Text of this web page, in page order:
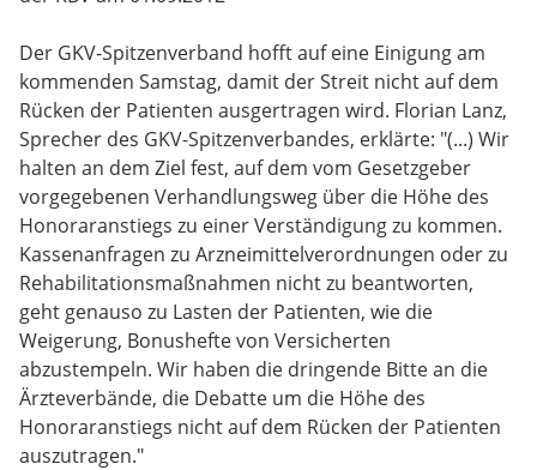
Der GKV-Spitzenverband hofft auf eine Einigung am
kommenden Samstag, damit der Streit nicht auf dem
Rücken der Patienten ausgertragen wird. Florian Lanz,
Sprecher des GKV-Spitzenverbandes, erklärte: "(...) Wir
halten an dem Ziel fest, auf dem vom Gesetzgeber
vorgegebenen Verhandlungsweg über die Höhe des
Honoraranstiegs zu einer Verständigung zu kommen.
Kassenanfragen zu Arzneimittelverordnungen oder zu
Rehabilitationsmaßnahmen nicht zu beantworten,
geht genauso zu Lasten der Patienten, wie die
Weigerung, Bonushefte von Versicherten
abzustempeln. Wir haben die dringende Bitte an die
Ärzteverbände, die Debatte um die Höhe des
Honoraranstiegs nicht auf dem Rücken der Patienten
auszutragen."